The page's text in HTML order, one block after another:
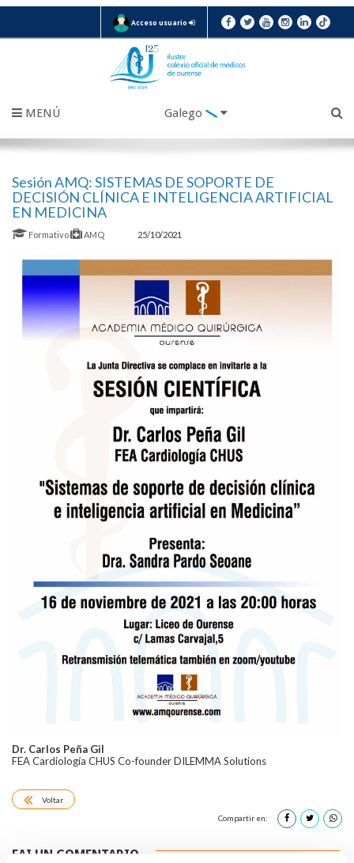
Acceso usuario
MENÚ Galego
Sesión AMQ: SISTEMAS DE SOPORTE DE
DECISIÓN CLÍNICA E INTELIGENCIA ARTIFICIAL
EN MEDICINA
Formativo AMQ 25/10/2021
Dr. Carlos Peña Gil
FEA Cardiología CHUS Co-founder DILEMMA Solutions
Voltar
Compartir en:
FAI UN COMENTARIO